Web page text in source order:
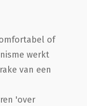
of
werkt
van een
'over